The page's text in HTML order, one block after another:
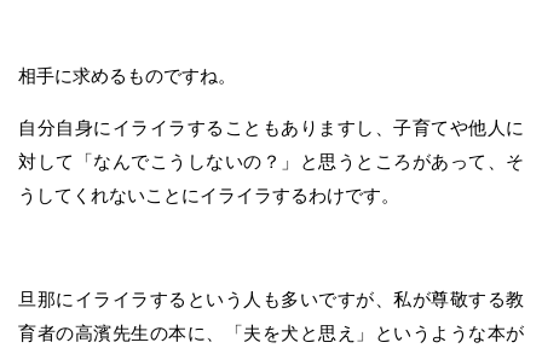
相手に求めるものですね。
自分自身にイライラすることもありますし、子育てや他人に
対して「なんでこうしないの？」と思うところがあって、そ
うしてくれないことにイライラするわけです。
旦那にイライラするという人も多いですが、私が尊敬する教
育者の高濱先生の本に、「夫を犬と思え」というような本が